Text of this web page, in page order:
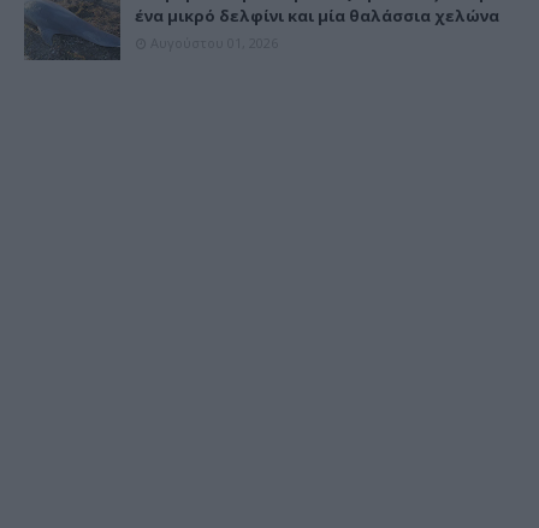
ένα μικρό δελφίνι και μία θαλάσσια χελώνα